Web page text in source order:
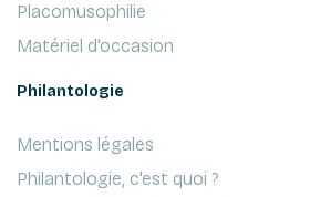
Placomusophilie
Matériel d'occasion
Philantologie
Mentions légales
Philantologie, c'est quoi ?